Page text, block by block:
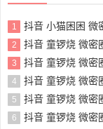
1 抖音 小猫困困 微密圈图
2 抖音 童锣烧 微密圈图片
3 抖音 童锣烧 微密圈图片
4 抖音 童锣烧 微密圈图
5 抖音 童锣烧 微密圈图
6 抖音 童锣烧 微密圈图